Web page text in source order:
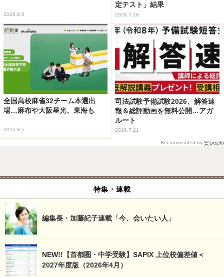
2026.8.6
定テスト」結果
2026.7.16
全国高校麻雀32チーム本選出
場…麻布や大阪星光、東海も
2026.8.5
司法試験予備試験2026、解答速
報＆総評動画を無料公開…アガ
ルート
2026.7.21
Recommended by
特集・連載
編集長・加藤紀子連載「今、会いたい人」
NEW!!【首都圏・中学受験】SAPIX 上位校偏差値＜
2027年度版（2026年4月）